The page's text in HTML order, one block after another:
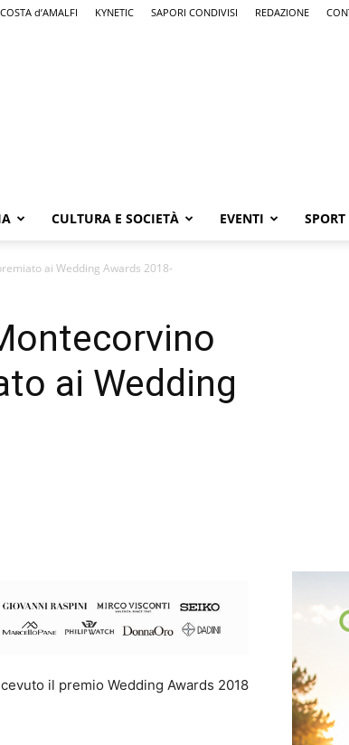
COSTA d’AMALFI KYNETIC SAPORI CONDIVISI REDAZIONE
CULTURA E SOCIETÀ EVENTI SPORT
ai Wedding Awards 2018-
ai Wedding
il premio Wedding Awards 2018